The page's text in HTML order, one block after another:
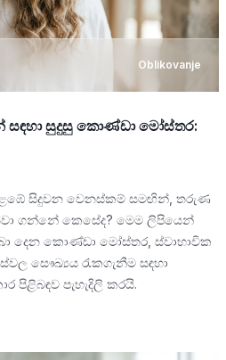
Oblikovanje
සඳහා සුදුසු කොණ්ඩා මෝස්තර:
සිදුවන වෙනස්කම් සමඟින්, තරුණ
ගන්නේ කෙසේද? මෙම ලිපියෙන්
දෙන කොණ්ඩා මෝස්තර, ස්වාභාවික
සෞඛ්‍යය රැකගැනීම සඳහා
පිළිබඳව පැහැදිලි කරයි.